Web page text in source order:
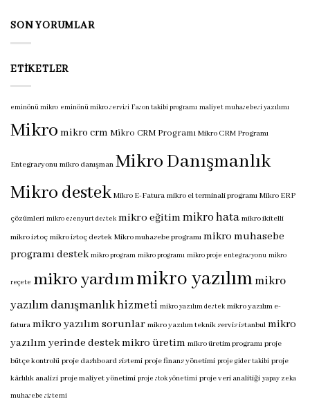
için
SON YORUMLAR
ETIKETLER
eminönü mikro eminönü mikro servisi Fason takibi programı maliyet muhasebesi yazılımı
Mikro mikro crm Mikro CRM Programı Mikro CRM Programı
Entegrasyonu mikro danışman Mikro Danışmanlık
Mikro destek Mikro E-Fatura mikro el terminali programı Mikro ERP
çözümleri mikro esenyurt destek mikro eğitimmikro hata mikro ikitelli
mikro istoç mikro istoç destek Mikro muhasebe programı mikro muhasebe
programı destek mikro program mikro programı mikro proje entegrasyonu mikro
reçete mikro yardımmikro yazılımmikro
yazılım danışmanlık hizmeti mikro yazılım destek mikro yazılım e-
fatura mikro yazılım sorunlar mikro yazılım teknik servis istanbul mikro
yazılım yerinde destekmikro üretim mikro üretim programı proje
bütçe kontrolü proje dashboard sistemi proje finans yönetimi proje gider takibi proje
kârlılık analizi proje maliyet yönetimi proje stok yönetimi proje veri analitiği yapay zeka
muhasebe sistemi